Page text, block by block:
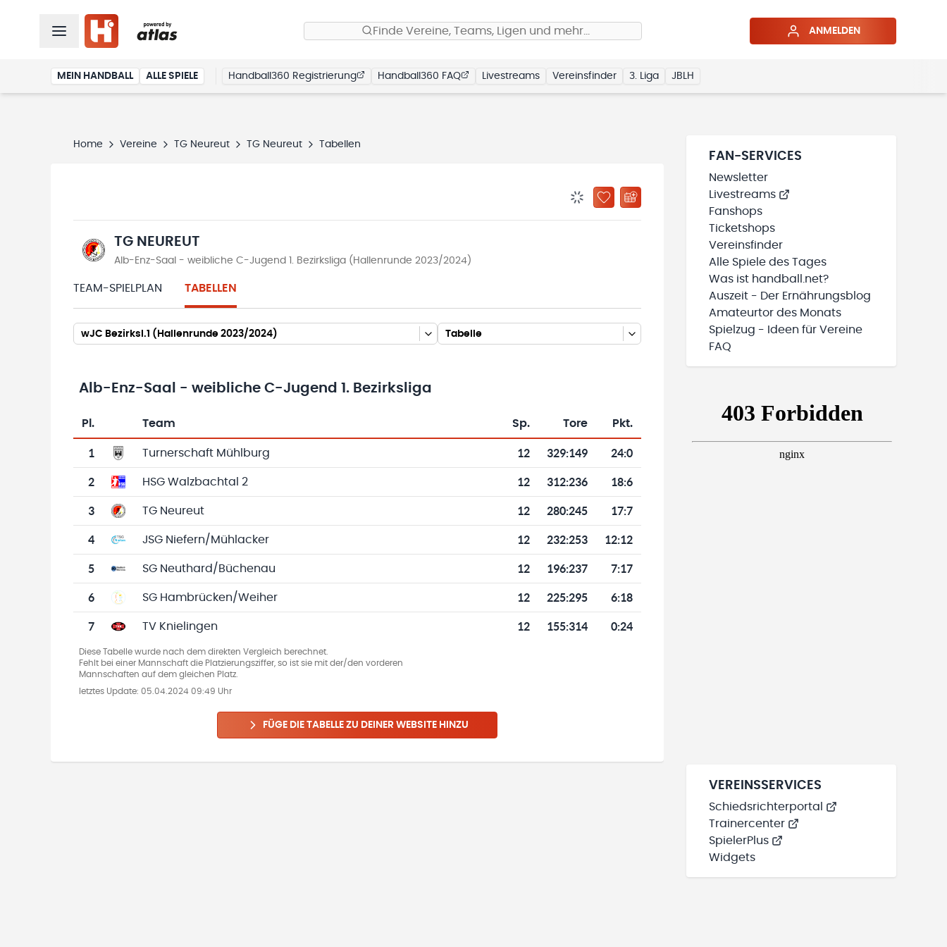
Finde Vereine, Teams, Ligen und mehr… ANMELDEN
MEIN HANDBALL ALLE SPIELE Handball360 Registrierung Handball360 FAQ Livestreams Vereinsfinder 3. Liga JBLH
Home Vereine TG Neureut TG Neureut Tabellen
BENACHRICHTIGUNGSSTATUS WIRD GELADEN
ZU „MEINE TEAMS“ HINZUFÜGEN
TG NEUREUT
Alb-Enz-Saal - weibliche C-Jugend 1. Bezirksliga (Hallenrunde 2023/2024)
TEAM-SPIELPLAN TABELLEN
wJC Bezirksl.1 (Hallenrunde 2023/2024) Tabelle
Alb-Enz-Saal - weibliche C-Jugend 1. Bezirksliga
Tabelle mit Vereinsplatzierungen, Spielen, Toren und Punkten
Pl. Team Sp. Tore Pkt.
1 Turnerschaft Mühlburg 12 329:149 24:0
2 HSG Walzbachtal 2 12 312:236 18:6
3 TG Neureut 12 280:245 17:7
4 JSG Niefern/Mühlacker 12 232:253 12:12
5 SG Neuthard/Büchenau 12 196:237 7:17
6 SG Hambrücken/Weiher 12 225:295 6:18
7 TV Knielingen 12 155:314 0:24
Diese Tabelle wurde nach dem direkten Vergleich berechnet.
Fehlt bei einer Mannschaft die Platzierungsziffer, so ist sie mit der/den vorderen
Mannschaften auf dem gleichen Platz.
letztes Update: 05.04.2024 09:49 Uhr
FÜGE DIE TABELLE ZU DEINER WEBSITE HINZU
FAN-SERVICES
Newsletter
Livestreams
Fanshops
Ticketshops
Vereinsfinder
Alle Spiele des Tages
Was ist handball.net?
Auszeit - Der Ernährungsblog
Amateurtor des Monats
Spielzug - Ideen für Vereine
FAQ
VEREINSSERVICES
Schiedsrichterportal
Trainercenter
SpielerPlus
Widgets